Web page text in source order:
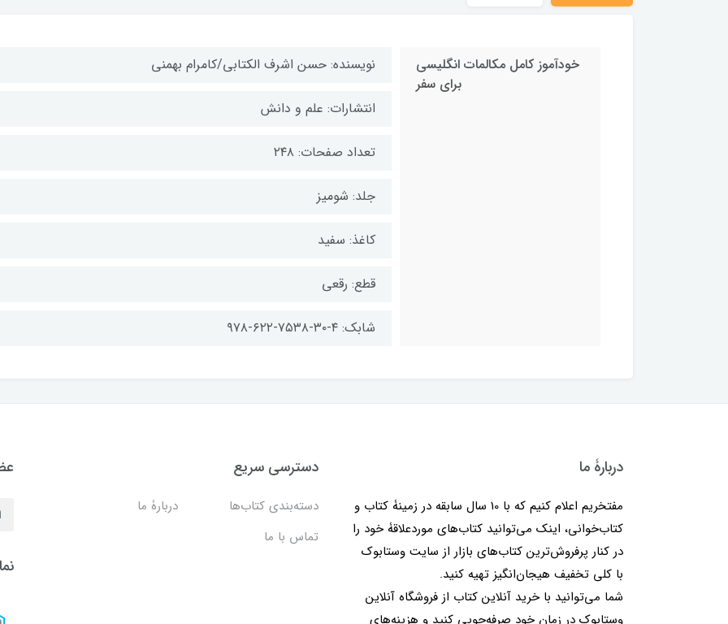
خودآموز کامل مکالمات انگلیسی
برای سفر
نویسنده: حسن اشرف الکتابی/کامرام بهمنی
انتشارات: علم و دانش
تعداد صفحات: ۲۴۸
جلد: شومیز
کاغذ: سفید
قطع: رقعی
شابک: ۴-۳۰-۷۵۳۸-۶۲۲-۹۷۸
دربارۀ ما
مفتخریم اعلام کنیم که با 10 سال سابقه در زمینۀ کتاب و
کتاب‌خوانی، اینک می‌توانید کتاب‌های موردعلاقۀ خود را
در کنار پرفروش‌ترین کتاب‌های بازار از سایت وستابوک
با کلی تخفیف هیجان‌انگیز تهیه کنید.
شما می‌توانید با خرید آنلاین کتاب از فروشگاه آنلاین
دسترسی سریع
دسته‌بندی کتاب‌ها
دربارۀ ما
تماس با ما